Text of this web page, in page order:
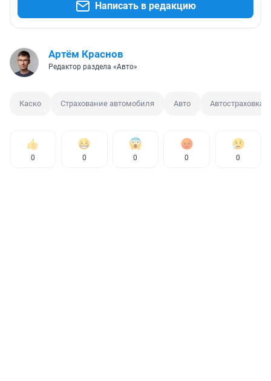
Написать в редакцию
Артём Краснов
Редактор раздела «Авто»
Каско Страхование автомобиля Авто Автостраховка
0 0 0 0 0